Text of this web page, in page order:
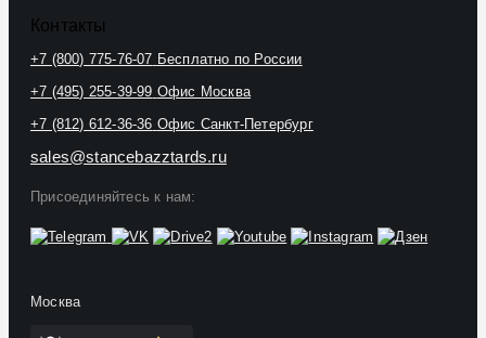
Контакты
+7 (800) 775-76-07 Бесплатно по России
+7 (495) 255-39-99 Офис Москва
+7 (812) 612-36-36 Офис Санкт-Петербург
sales@stancebazztards.ru
Присоединяйтесь к нам:
Москва